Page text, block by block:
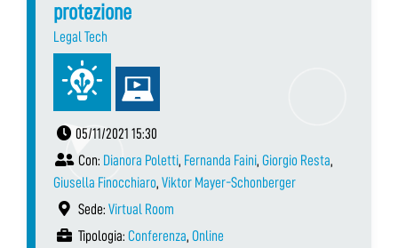
protezione
Legal Tech
05/11/2021 15:30
Con: Dianora Poletti, Fernanda Faini, Giorgio Resta,
Giusella Finocchiaro, Viktor Mayer-Schonberger
Sede: Virtual Room
Tipologia: Conferenza, Online